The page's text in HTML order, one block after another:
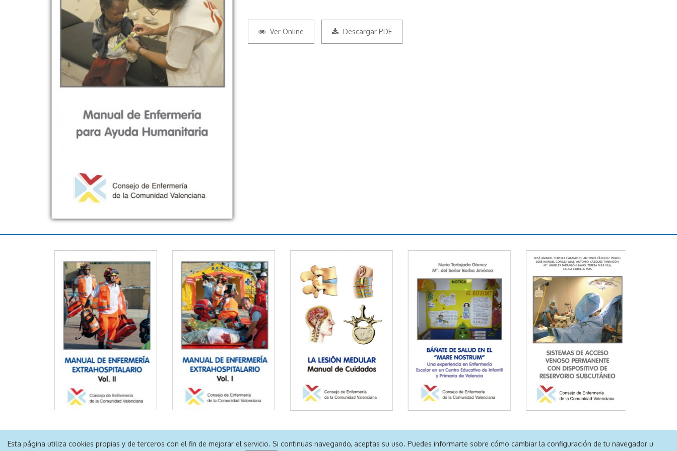
Esta página utiliza cookies propias y de terceros con el fin de mejorar el servicio. Si continuas navegando, aceptas su uso. Puedes informarte sobre cómo cambiar la configuración de tu navegador u
Ver Online Descargar PDF